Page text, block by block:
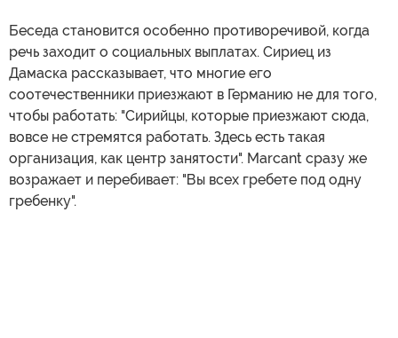
Беседа становится особенно противоречивой, когда
речь заходит о социальных выплатах. Сириец из
Дамаска рассказывает, что многие его
соотечественники приезжают в Германию не для того,
чтобы работать: "Сирийцы, которые приезжают сюда,
вовсе не стремятся работать. Здесь есть такая
организация, как центр занятости". Marcant сразу же
возражает и перебивает: "Вы всех гребете под одну
гребенку".